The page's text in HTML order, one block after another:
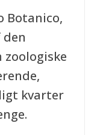
Botanico,
zoologiske
kvarter